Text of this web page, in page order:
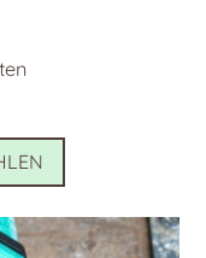
Dieses
weist
mehrere